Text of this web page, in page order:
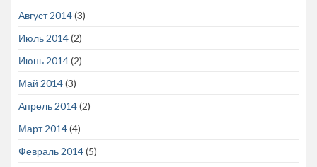
Август 2014(3)
Июль 2014(2)
Июнь 2014(2)
Май 2014(3)
Апрель 2014(2)
Март 2014(4)
Февраль 2014(5)